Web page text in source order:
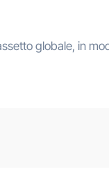
globale, in